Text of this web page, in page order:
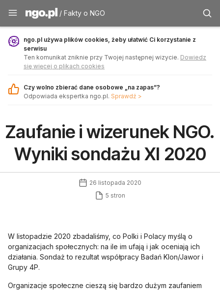
Fakty o NGO - ngo.pl
/ Fakty o NGO
ngo.pl używa plików cookies, żeby ułatwić Ci korzystanie z
serwisu
Ten komunikat zniknie przy Twojej następnej wizycie. Dowiedz
się więcej o plikach cookies
Czy wolno zbierać dane osobowe „na zapas”?
Odpowiada ekspertka ngo.pl. Sprawdź >
Zaufanie i wizerunek NGO.
Wyniki sondażu XI 2020
26 listopada 2020
5 stron
W listopadzie 2020 zbadaliśmy, co Polki i Polacy myślą o
organizacjach społecznych: na ile im ufają i jak oceniają ich
działania. Sondaż to rezultat współpracy Badań Klon/Jawor i
Grupy 4P.
Organizacje społeczne cieszą się bardzo dużym zaufaniem